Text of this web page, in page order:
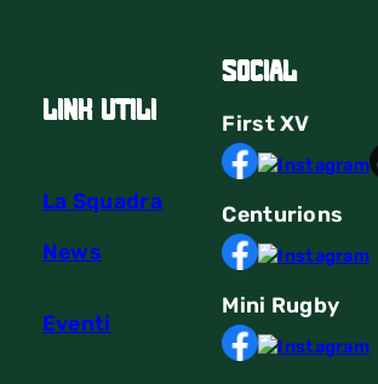
link utili
La Squadra
News
Eventi
Social
FirstXV
Centurions
Mini Rugby